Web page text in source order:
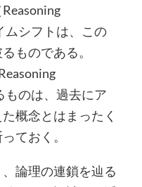
ムシフトは、この
ものである。
ものは、過去にア
概念とはまったく
ておく。
論理の連鎖を辿る